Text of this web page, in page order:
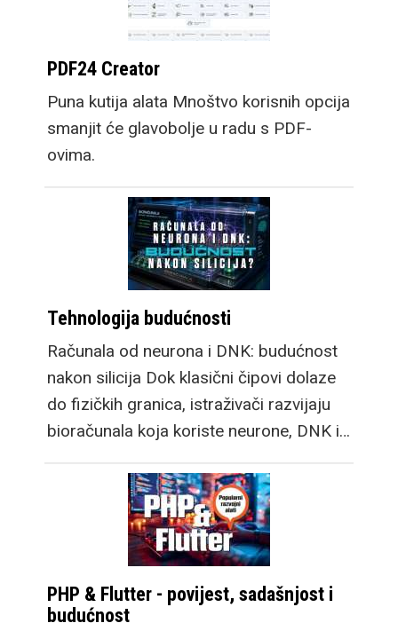
PDF24 Creator
Puna kutija alata Mnoštvo korisnih opcija
smanjit će glavobolje u radu s PDF-
ovima.
Tehnologija budućnosti
Računala od neurona i DNK: budućnost
nakon silicija Dok klasični čipovi dolaze
do fizičkih granica, istraživači razvijaju
bioračunala koja koriste neurone, DNK i…
PHP & Flutter - povijest, sadašnjost i
budućnost